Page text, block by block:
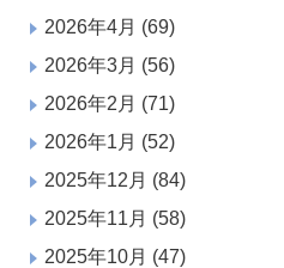
2026年4月 (69)
2026年3月 (56)
2026年2月 (71)
2026年1月 (52)
2025年12月 (84)
2025年11月 (58)
2025年10月 (47)